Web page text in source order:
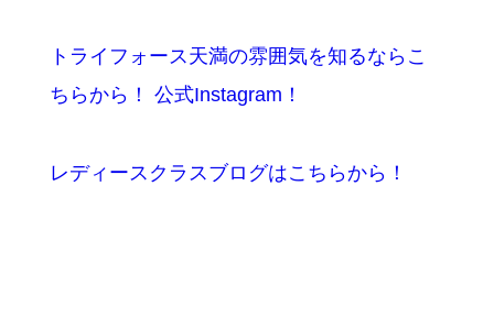
トライフォース天満の雰囲気を知るならこ
ちらから！ 公式Instagram！
レディースクラスブログはこちらから！